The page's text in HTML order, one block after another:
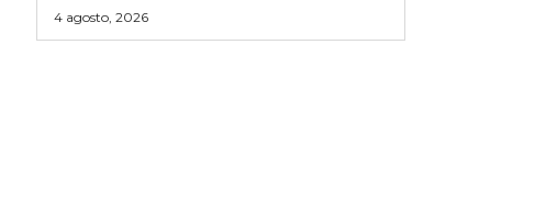
4 agosto, 2026